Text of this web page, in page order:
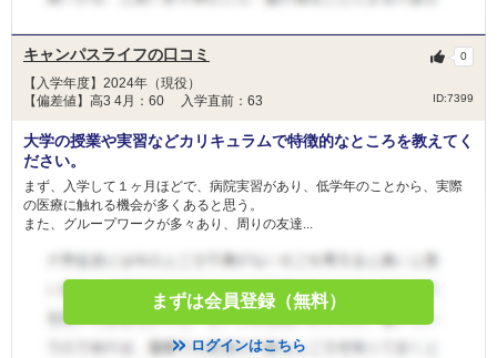
キャンパスライフの口コミ
【入学年度】2024年（現役）
【偏差値】高3 4月：60 入学直前：63
ID:7399
0
大学の授業や実習などカリキュラムで特徴的なところを教えてく
ださい。
まず、入学して１ヶ月ほどで、病院実習があり、低学年のことから、実際
の医療に触れる機会が多くあると思う。
また、グループワークが多々あり、周りの友達...
まずは会員登録（無料）
ログインはこちら